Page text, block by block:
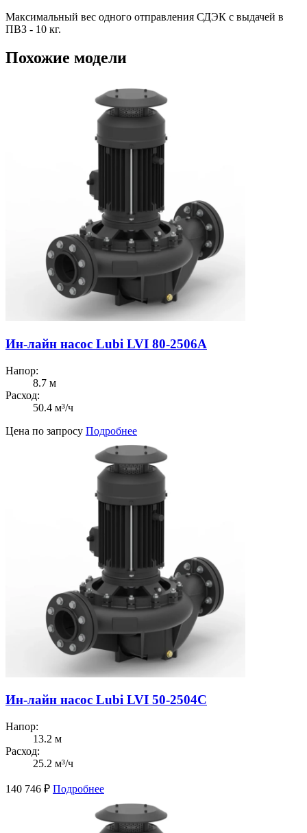
Максимальный вес одного отправления СДЭК с выдачей в
ПВЗ - 10 кг.
Похожие модели
Ин-лайн насос Lubi LVI 80-2506A
Напор:
8.7 м
Расход:
50.4 м³/ч
Цена по запросу Подробнее
Ин-лайн насос Lubi LVI 50-2504C
Напор:
13.2 м
Расход:
25.2 м³/ч
140 746 ₽ Подробнее